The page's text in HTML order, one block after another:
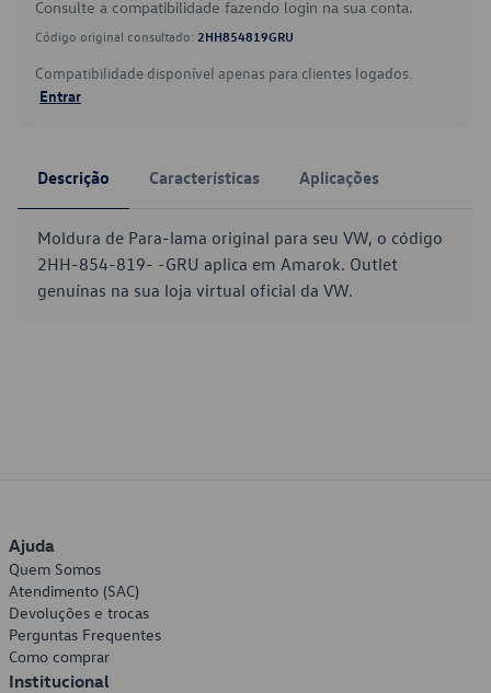
Consulte a compatibilidade fazendo login na sua conta.
Código original consultado: 2HH854819GRU
Compatibilidade disponível apenas para clientes logados.
Entrar
Descrição Características Aplicações
Moldura de Para-lama original para seu VW, o código
2HH-854-819- -GRU aplica em Amarok. Outlet
genuínas na sua loja virtual oficial da VW.
Ajuda
Quem Somos
Atendimento (SAC)
Devoluções e trocas
Perguntas Frequentes
Como comprar
Institucional